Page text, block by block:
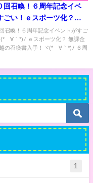
回召喚！６周年記念イベ
ごい！ｅスポーツ化？超
召喚！６周年記念イベントがすご
(*´∀｀*)ﾉ ｅスポーツ化？ 無課金
の召喚書入手！ヾ(*´∀｀*)ﾉ ６周
1